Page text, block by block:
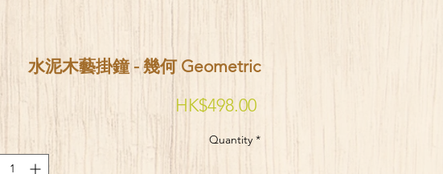
水泥木藝掛鐘 - 幾何 Geometric
HK$498.00Price
Quantity *